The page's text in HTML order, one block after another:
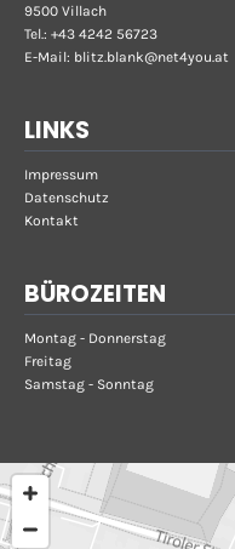
9500 Villach
Tel.: +43 4242 56723
E-Mail: blitz.blank@net4you.at
LINKS
Impressum
Datenschutz
Kontakt
BÜROZEITEN
Montag - Donnerstag
Freitag
Samstag - Sonntag